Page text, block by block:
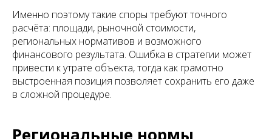
Именно поэтому такие споры требуют точного
расчёта: площади, рыночной стоимости,
региональных нормативов и возможного
финансового результата. Ошибка в стратегии может
привести к утрате объекта, тогда как грамотно
выстроенная позиция позволяет сохранить его даже
в сложной процедуре.